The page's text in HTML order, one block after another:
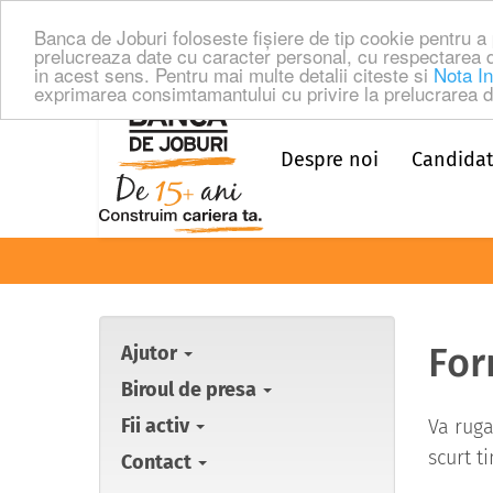
Banca de Joburi foloseste fişiere de tip cookie pentru
prelucreaza date cu caracter personal, cu
in acest sens. Pentru mai multe detalii citeste si Nota
exprimarea consimtamantului cu privire la prelucrarea
Despre noi
Ajutor
Biroul de presa
Fii activ
Contact
Va
scurt